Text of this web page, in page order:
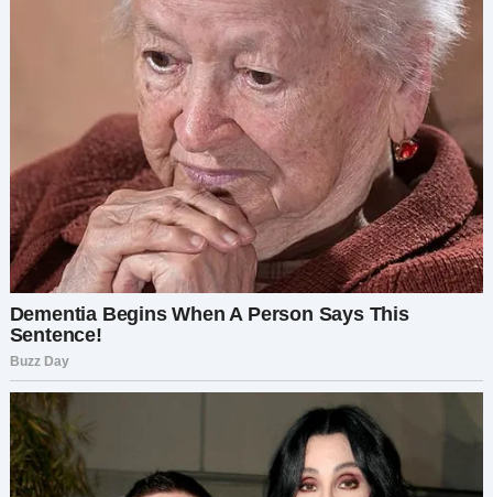
сказала ему:
«Раз уж ты ведёшь себя так, будто женат на
ней, пусть она и рожает тебе ребёнка.»
После этого ей пришли сообщения от Игоря и
Людмилы, обвиняющие её в неуважении и
ревности. Она опубликовала свою историю на
Reddit, чтобы узнать, не перегнула ли палку.
Поддержка была мощной, и она поняла: её
свекровь просто соревнуется с ней.
После откровенного разговора Игорь
расплакался и пообещал всё изменить. Однако
Людмила заявила:«Ты всё равно никогда не
победишь.»
Тогда она твёрдо ответила:
так продолжится, ты не увидишь внука.»
Игорь с тех пор начал меняться.